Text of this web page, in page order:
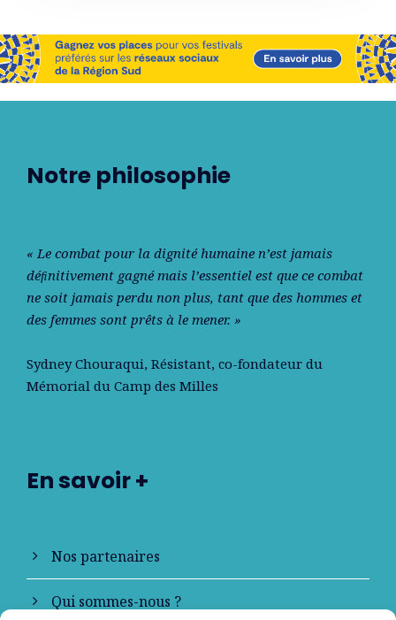
Notre philosophie
« Le combat pour la dignité humaine n’est jamais
déﬁnitivement gagné mais l’essentiel est que ce combat
ne soit jamais perdu non plus, tant que des hommes et
des femmes sont prêts à le mener. »
Sydney Chouraqui, Résistant, co-fondateur du
Mémorial du Camp des Milles
En savoir +
Nos partenaires
Qui sommes-nous ?